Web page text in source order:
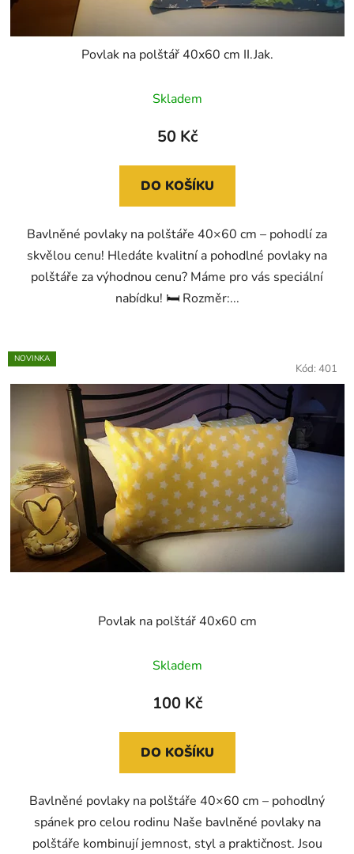
t
ů
Povlak na polštář 40x60 cm II.Jak.
Skladem
50 Kč
DO KOŠÍKU
Bavlněné povlaky na polštáře 40×60 cm – pohodlí za
skvělou cenu! Hledáte kvalitní a pohodlné povlaky na
polštáře za výhodnou cenu? Máme pro vás speciální
nabídku! 🛏 Rozměr:...
NOVINKA
Povlak na polštář 40x60 cm
Skladem
100 Kč
DO KOŠÍKU
Bavlněné povlaky na polštáře 40×60 cm – pohodlný
spánek pro celou rodinu Naše bavlněné povlaky na
polštáře kombinují jemnost, styl a praktičnost. Jsou
Kód: 401